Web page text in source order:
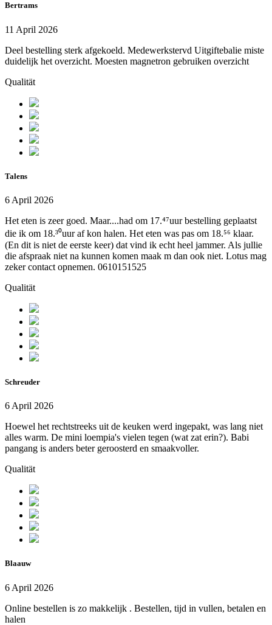
Bertrams
11 April 2026
Deel bestelling sterk afgekoeld. Medewerkstervd Uitgiftebalie miste
duidelijk het overzicht. Moesten magnetron gebruiken overzicht
Qualität
Talens
6 April 2026
Het eten is zeer goed. Maar....had om 17.⁴⁷uur bestelling geplaatst
die ik om 18.³⁰uur af kon halen. Het eten was pas om 18.⁵⁶ klaar.
(En dit is niet de eerste keer) dat vind ik echt heel jammer. Als jullie
die afspraak niet na kunnen komen maak m dan ook niet. Lotus mag
zeker contact opnemen. 0610151525
Qualität
Schreuder
6 April 2026
Hoewel het rechtstreeks uit de keuken werd ingepakt, was lang niet
alles warm. De mini loempia's vielen tegen (wat zat erin?). Babi
pangang is anders beter geroosterd en smaakvoller.
Qualität
Blaauw
6 April 2026
Online bestellen is zo makkelijk . Bestellen, tijd in vullen, betalen en
halen